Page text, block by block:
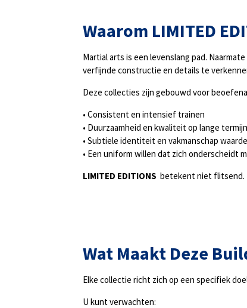
Waarom LIMITED
Martial arts is een levenslang pad.
verfijnde constructie en details te
Deze collecties zijn gebouwd voor
• Consistent en intensief trainen
• Duurzaamheid en kwaliteit op lange
• Subtiele identiteit en vakmanschap
• Een uniform willen dat zich onderscheidt
LIMITED EDITIONS betekent niet flitsend.
Wat Maakt Deze
Elke collectie richt zich op een specifiek
U kunt verwachten: